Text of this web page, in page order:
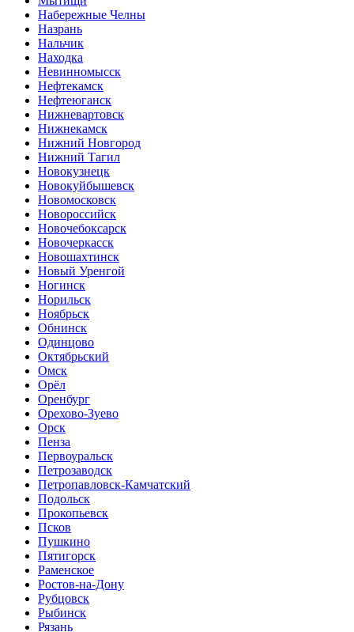
Набережные Челны
Назрань
Нальчик
Находка
Невинномысск
Нефтекамск
Нефтеюганск
Нижневартовск
Нижнекамск
Нижний Новгород
Нижний Тагил
Новокузнецк
Новокуйбышевск
Новомосковск
Новороссийск
Новочебоксарск
Новочеркасск
Новошахтинск
Новый Уренгой
Ногинск
Норильск
Ноябрьск
Обнинск
Одинцово
Октябрьский
Омск
Орёл
Оренбург
Орехово-Зуево
Орск
Пенза
Первоуральск
Петрозаводск
Петропавловск-Камчатский
Подольск
Прокопьевск
Псков
Пушкино
Пятигорск
Раменское
Ростов-на-Дону
Рубцовск
Рыбинск
Рязань